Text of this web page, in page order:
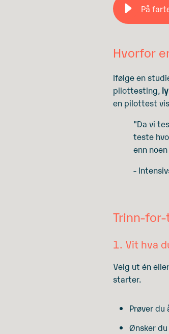
På
Hvorfor
Ifølge en
pilottesting,
en pilottest
"Da vi
teste
enn
-
Trinn-
1. Vit hva
Velg ut én
starter.
Prøver du
Ønsker